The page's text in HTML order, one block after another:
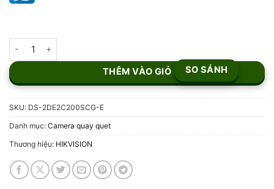
THÊM VÀO GIỎ SO SÁNH
SKU: DS-2DE2C200SCG-E
Danh mục: Camera quay quet
Thương hiệu: HIKVISION